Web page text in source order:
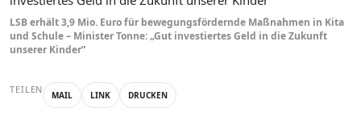
LSB erhält 3,9 Mio. Euro für bewegungsfördernde Maßnahmen in Kita
und Schule – Minister Tonne: „Gut investiertes Geld in die Zukunft
unserer Kinder”
TEILEN MAIL LINK DRUCKEN